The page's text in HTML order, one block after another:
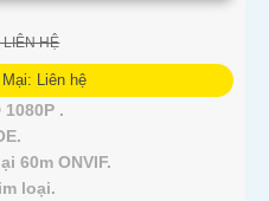
LIÊN HỆ
Liên hệ
1080P .
60m ONVIF.
loại.